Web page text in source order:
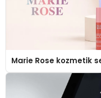
Marie Rose kozmetik